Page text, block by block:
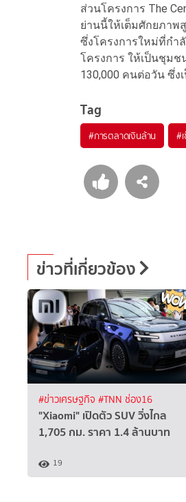
ส่วนโครงการ The
ย่านนี้ให้เต็มศักยภาพ
ซึ่งโครงการใหม่ที่กำ
โครงการ ให้เป็นชุม
130,000 คนต่อวัน ซึ่ง
Tag
#การตลาดเงินล้าน #
ข่าวที่เกี่ยวข้อง
#ข่าวเศรษฐกิจ #TNN ช่อง16
"Xiaomi" เปิดตัว SUV วิ่งไกล
1,705 กม. ราคา 1.4 ล้านบาท
19